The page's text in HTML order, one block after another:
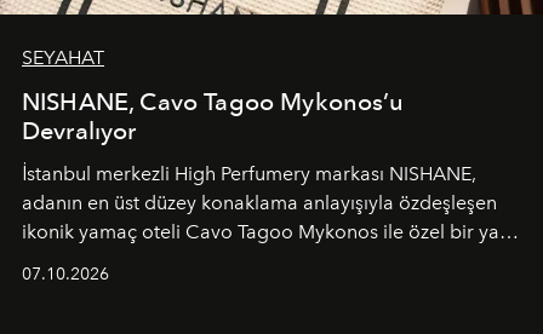
SEYAHAT
NISHANE, Cavo Tagoo Mykonos’u
Devralıyor
İstanbul merkezli High Perfumery markası NISHANE,
adanın en üst düzey konaklama anlayışıyla özdeşleşen
ikonik yamaç oteli Cavo Tagoo Mykonos ile özel bir yaz
07.10.2026